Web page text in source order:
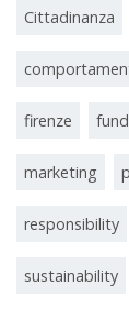
Cittadinanza
firenze
marketing
responsibility
sustainability